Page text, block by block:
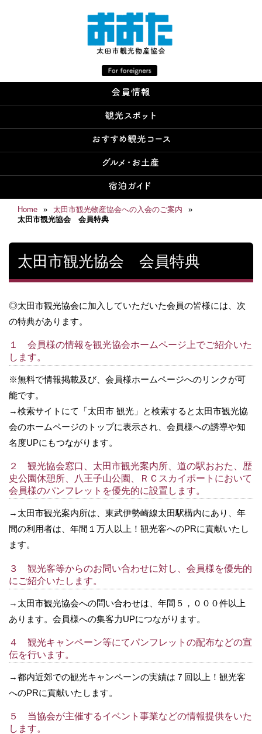
Home » 太田市観光物産協会への入会のご案内
»
太田市観光協会 会員特典
太田市観光協会 会員特典
◎太田市観光協会に加入していただいた会員の皆様には、次
の特典があります。
１ 会員様の情報を観光協会ホームページ上でご紹介いた
します。
※無料で情報掲載及び、会員様ホームページへのリンクが可
能です。
→検索サイトにて「太田市 観光」と検索すると太田市観光協
会のホームページのトップに表示され、会員様への誘導や知
名度UPにもつながります。
２ 観光協会窓口、太田市観光案内所、道の駅おおた、歴
史公園休憩所、八王子山公園、ＲＣスカイポートにおいて
会員様のパンフレットを優先的に設置します。
→太田市観光案内所は、東武伊勢崎線太田駅構内にあり、年
間の利用者は、年間１万人以上！観光客へのPRに貢献いたし
ます。
３ 観光客等からのお問い合わせに対し、会員様を優先的
にご紹介いたします。
→太田市観光協会への問い合わせは、年間５，０００件以上
あります。会員様への集客力UPにつながります。
４ 観光キャンペーン等にてパンフレットの配布などの宣
伝を行います。
→都内近郊での観光キャンペーンの実績は７回以上！観光客
へのPRに貢献いたします。
５ 当協会が主催するイベント事業などの情報提供をいた
します。